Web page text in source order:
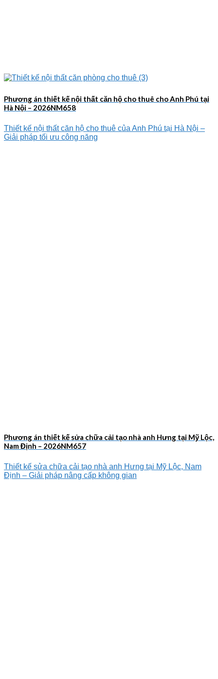
Phương án thiết kế nội thất căn hộ cho thuê cho Anh Phú tại
Hà Nội – 2026NM658
Thiết kế nội thất căn hộ cho thuê của Anh Phú tại Hà Nội –
Giải pháp tối ưu công năng
Phương án thiết kế sửa chữa cải tạo nhà anh Hưng tại Mỹ Lộc,
Nam Định – 2026NM657
Thiết kế sửa chữa cải tạo nhà anh Hưng tại Mỹ Lộc, Nam
Định – Giải pháp nâng cấp không gian